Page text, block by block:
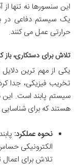
این سنسورها نه تنها
یک سیستم دفاعی در
حرارتی عمل می کنند.
تلاش برای دستکاری، باز
یکی از مهم ترین
تخریب فیزیکی، جدا
سیستم پابند است. این
هستند که برای
نحوه عملکرد:
الکترونیکی
تلاش برای